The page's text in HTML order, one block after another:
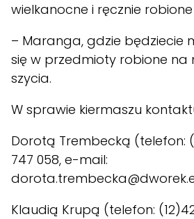
wielkanocne i ręcznie
– Maranga, gdzie będziecie
się w przedmioty robione na
szycia.
W sprawie kiermaszu
Dorotą Trembecką (telefon:
747 058, e-mail:
Klaudią Krupą (telefon: